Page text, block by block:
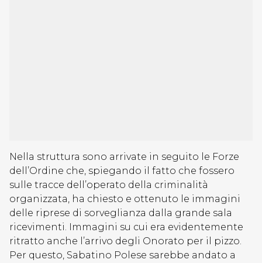
Nella struttura sono arrivate in seguito le Forze
dell’Ordine che, spiegando il fatto che fossero
sulle tracce dell’operato della criminalità
organizzata, ha chiesto e ottenuto le immagini
delle riprese di sorveglianza dalla grande sala
ricevimenti. Immagini su cui era evidentemente
ritratto anche l’arrivo degli Onorato per il pizzo.
Per questo, Sabatino Polese sarebbe andato a